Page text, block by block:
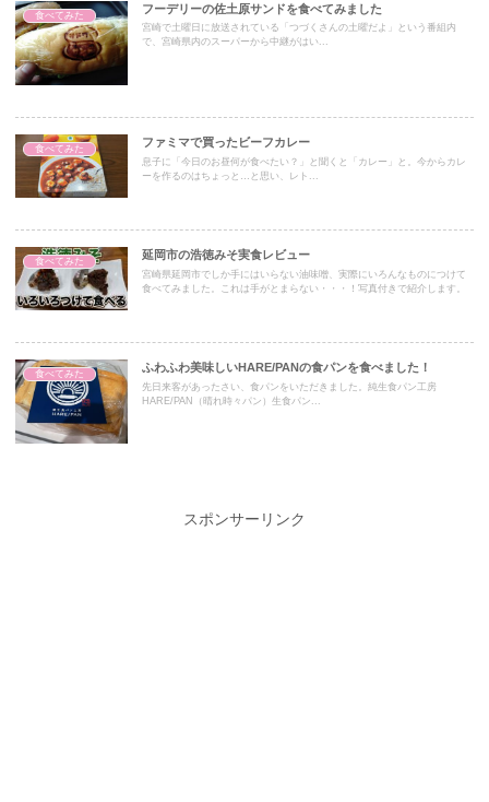
食べてみた
フーデリーの佐土原サンドを食べてみました
宮崎で土曜日に放送されている「つづくさんの土曜だよ」という番組内
で、宮崎県内のスーパーから中継がはい...
食べてみた
ファミマで買ったビーフカレー
息子に「今日のお昼何が食べたい？」と聞くと「カレー」と。今からカレ
ーを作るのはちょっと…と思い、レト...
食べてみた
延岡市の浩徳みそ実食レビュー
宮崎県延岡市でしか手にはいらない油味噌、実際にいろんなものにつけて
食べてみました。これは手がとまらない・・・！写真付きで紹介します。
食べてみた
ふわふわ美味しいHARE/PANの食パンを食べました！
先日来客があったさい、食パンをいただきました。純生食パン工房
HARE/PAN（晴れ時々パン）生食パン...
スポンサーリンク